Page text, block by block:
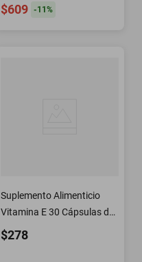
$609 -11 %
Suplemento Alimenticio
Vitamina E 30 Cápsulas de
850 mg
$278